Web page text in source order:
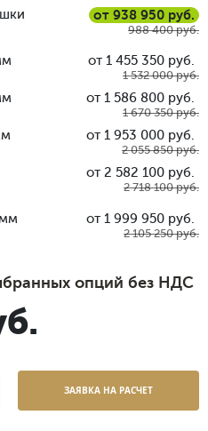
от 938 950 руб.
988 400 руб.
от 1 455 350 руб.
1 532 000 руб.
от 1 586 800 руб.
1 670 350 руб.
от 1 953 000 руб.
2 055 850 руб.
от 2 582 100 руб.
2 718 100 руб.
от 1 999 950 руб.
2 105 250 руб.
опций без НДС
ЗАЯВКА НА РАСЧЕТ